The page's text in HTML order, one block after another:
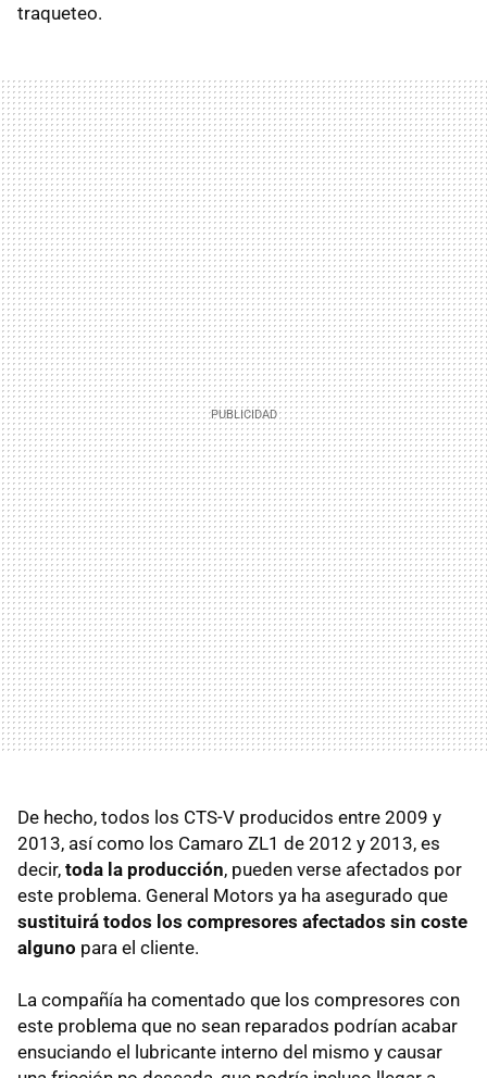
traqueteo.
De hecho, todos los CTS-V producidos entre 2009 y
2013, así como los Camaro ZL1 de 2012 y 2013, es
decir, toda la producción, pueden verse afectados por
este problema. General Motors ya ha asegurado que
sustituirá todos los compresores afectados sin coste
alguno para el cliente.
La compañía ha comentado que los compresores con
este problema que no sean reparados podrían acabar
ensuciando el lubricante interno del mismo y causar